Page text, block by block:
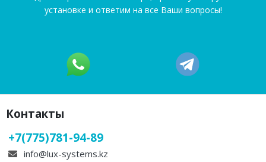
установке и ответим на все Ваши вопросы!
Контакты
+7(775)781-94-89
info@lux-systems.kz